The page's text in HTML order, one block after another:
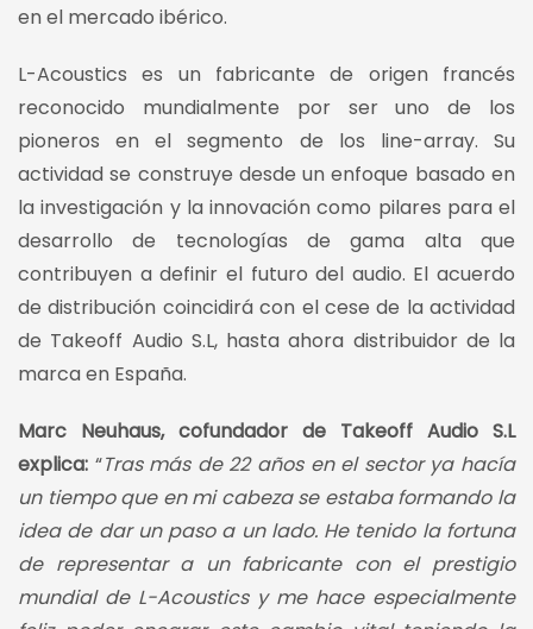
en el mercado ibérico.
L-Acoustics es un fabricante de origen francés
reconocido mundialmente por ser uno de los
pioneros en el segmento de los line-array. Su
actividad se construye desde un enfoque basado en
la investigación y la innovación como pilares para el
desarrollo de tecnologías de gama alta que
contribuyen a definir el futuro del audio. El acuerdo
de distribución coincidirá con el cese de la actividad
de Takeoff Audio S.L, hasta ahora distribuidor de la
marca en España.
Marc Neuhaus, cofundador de Takeoff Audio S.L
explica: “Tras más de 22 años en el sector ya hacía
un tiempo que en mi cabeza se estaba formando la
idea de dar un paso a un lado. He tenido la fortuna
de representar a un fabricante con el prestigio
mundial de L-Acoustics y me hace especialmente